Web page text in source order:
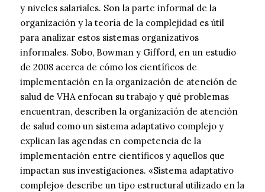
y niveles salariales. Son la parte informal de la
organización y la teoría de la complejidad es útil
para analizar estos sistemas organizativos
informales. Sobo, Bowman y Gifford, en un estudio
de 2008 acerca de cómo los científicos de
implementación en la organización de atención de
salud de VHA enfocan su trabajo y qué problemas
encuentran, describen la organización de atención
de salud como un sistema adaptativo complejo y
explican las agendas en competencia de la
implementación entre científicos y aquellos que
impactan sus investigaciones. «Sistema adaptativo
complejo» describe un tipo estructural utilizado en la